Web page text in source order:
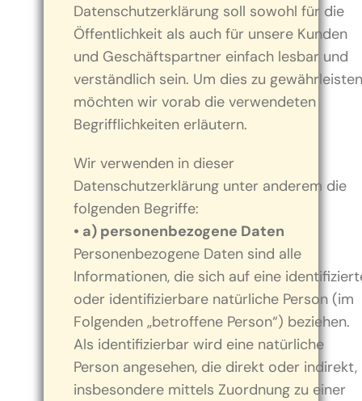
Datenschutzerklärung soll sowohl für die
Öffentlichkeit als auch für unsere Kunden
und Geschäftspartner einfach lesbar und
verständlich sein. Um dies zu
möchten wir vorab die verwendeten
Begrifflichkeiten erläutern.
Wir verwenden in dieser
Datenschutzerklärung unter anderem die
folgenden Begriffe:
• a) personenbezogene Daten
Personenbezogene Daten sind alle
Informationen, die sich auf eine
oder identifizierbare natürliche Person (im
Folgenden „betroffene Person“) beziehen.
Als identifizierbar wird eine natürliche
Person angesehen, die direkt oder indirekt,
insbesondere mittels Zuordnung zu einer